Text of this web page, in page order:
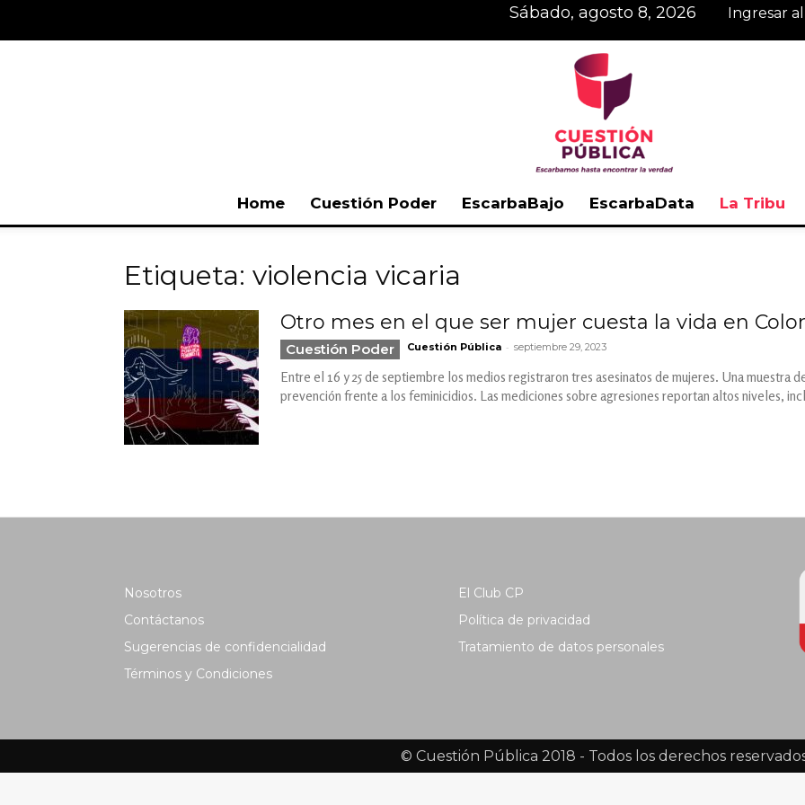
sábado, agosto 8, 2026 Ingresar
Home Cuestión Poder EscarbaBajo EscarbaData La Tribu
Etiqueta: violencia vicaria
Otro mes en el que ser mujer cuesta la vida en
Cuestión Poder Cuestión Pública - septiembre 29, 2023
Entre el 16 y 25 de septiembre los medios registraron tres asesinatos de mujeres. Una muestra
prevención frente a los feminicidios. Las mediciones sobre agresiones reportan altos niveles,
Nosotros
Contáctanos
Sugerencias de confidencialidad
Términos y Condiciones
El Club CP
Política de privacidad
Tratamiento de datos personales
© Cuestión Pública 2018 - Todos los derechos